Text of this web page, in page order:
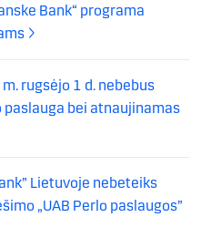
Bank“ programa
rugsėjo 1 d. nebebus
bei atnaujinamas
Lietuvoje nebeteiks
„UAB Perlo paslaugos”